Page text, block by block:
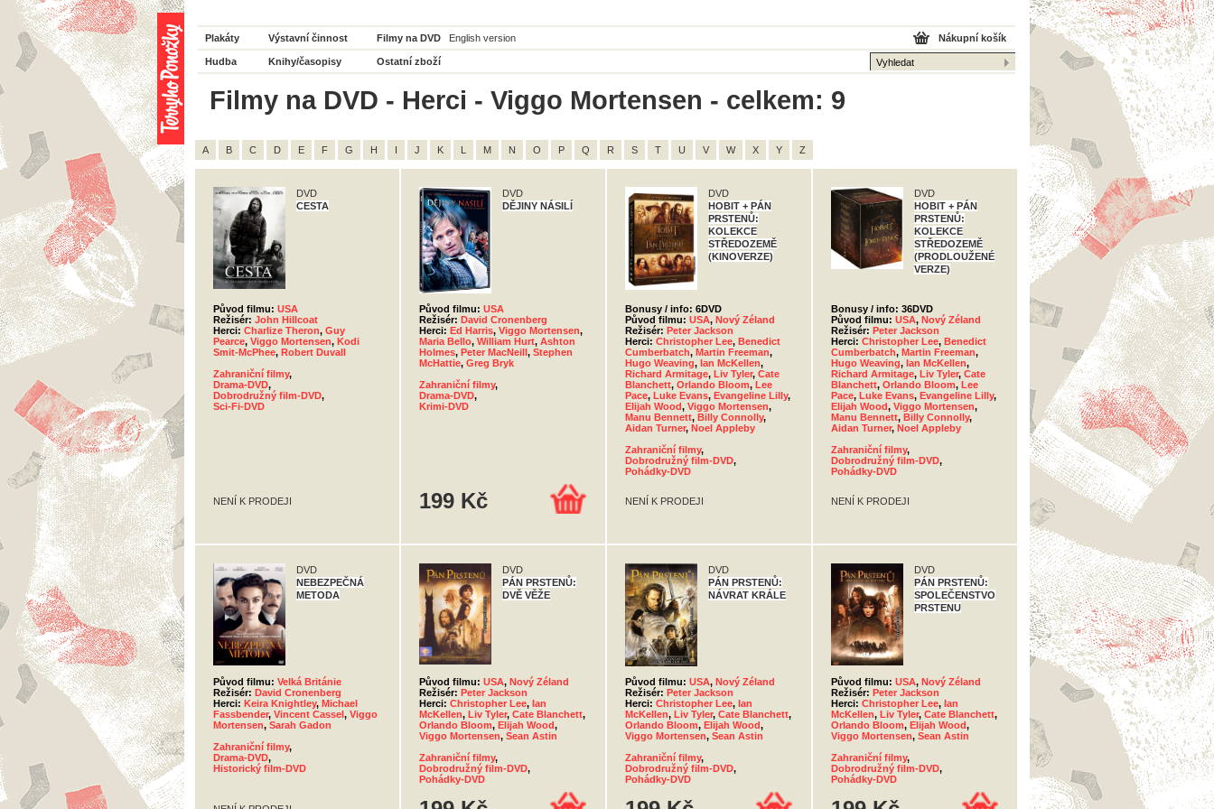
Plakáty Výstavní činnost Filmy na DVD English version
Hudba Knihy/časopisy Ostatní zboží
Nákupní košík
Filmy na DVD - Herci - Viggo Mortensen - celkem: 9
A B C D E F G H I J K L M N O P Q R S T U V W X Y Z
DVD
CESTA
Původ filmu: USA
Režisér: John Hillcoat
Herci: Charlize Theron, Guy
Pearce, Viggo Mortensen, Kodi
Smit-McPhee, Robert Duvall
Zahraniční filmy,
Drama-DVD,
Dobrodružný film-DVD,
Sci-Fi-DVD
NENÍ K PRODEJI
DVD
DĚJINY NÁSILÍ
Původ filmu: USA
Režisér: David Cronenberg
Herci: Ed Harris, Viggo Mortensen,
Maria Bello, William Hurt, Ashton
Holmes, Peter MacNeill, Stephen
McHattie, Greg Bryk
Zahraniční filmy,
Drama-DVD,
Krimi-DVD
199 Kč
DVD
HOBIT + PÁN
PRSTENŮ:
KOLEKCE
STŘEDOZEMĚ
(KINOVERZE)
Bonusy / info: 6DVD
Původ filmu: USA, Nový Zéland
Režisér: Peter Jackson
Herci: Christopher Lee, Benedict
Cumberbatch, Martin Freeman,
Hugo Weaving, Ian McKellen,
Richard Armitage, Liv Tyler, Cate
Blanchett, Orlando Bloom, Lee
Pace, Luke Evans, Evangeline Lilly,
Elijah Wood, Viggo Mortensen,
Manu Bennett, Billy Connolly,
Aidan Turner, Noel Appleby
Zahraniční filmy,
Dobrodružný film-DVD,
Pohádky-DVD
NENÍ K PRODEJI
DVD
HOBIT + PÁN
PRSTENŮ:
KOLEKCE
STŘEDOZEMĚ
(PRODLOUŽENÉ
VERZE)
Bonusy / info: 36DVD
Původ filmu: USA, Nový Zéland
Režisér: Peter Jackson
Herci: Christopher Lee, Benedict
Cumberbatch, Martin Freeman,
Hugo Weaving, Ian McKellen,
Richard Armitage, Liv Tyler, Cate
Blanchett, Orlando Bloom, Lee
Pace, Luke Evans, Evangeline Lilly,
Elijah Wood, Viggo Mortensen,
Manu Bennett, Billy Connolly,
Aidan Turner, Noel Appleby
Zahraniční filmy,
Dobrodružný film-DVD,
Pohádky-DVD
NENÍ K PRODEJI
DVD
NEBEZPEČNÁ
METODA
Původ filmu: Velká Británie
Režisér: David Cronenberg
Herci: Keira Knightley, Michael
Fassbender, Vincent Cassel, Viggo
Mortensen, Sarah Gadon
Zahraniční filmy,
Drama-DVD,
Historický film-DVD
DVD
PÁN PRSTENŮ:
DVĚ VĚŽE
Původ filmu: USA, Nový Zéland
Režisér: Peter Jackson
Herci: Christopher Lee, Ian
McKellen, Liv Tyler, Cate Blanchett,
Orlando Bloom, Elijah Wood,
Viggo Mortensen, Sean Astin
Zahraniční filmy,
Dobrodružný film-DVD,
Pohádky-DVD
DVD
PÁN PRSTENŮ:
NÁVRAT KRÁLE
Původ filmu: USA, Nový Zéland
Režisér: Peter Jackson
Herci: Christopher Lee, Ian
McKellen, Liv Tyler, Cate Blanchett,
Orlando Bloom, Elijah Wood,
Viggo Mortensen, Sean Astin
Zahraniční filmy,
Dobrodružný film-DVD,
Pohádky-DVD
DVD
PÁN PRSTENŮ:
SPOLEČENSTVO
PRSTENU
Původ filmu: USA, Nový Zéland
Režisér: Peter Jackson
Herci: Christopher Lee, Ian
McKellen, Liv Tyler, Cate Blanchett,
Orlando Bloom, Elijah Wood,
Viggo Mortensen, Sean Astin
Zahraniční filmy,
Dobrodružný film-DVD,
Pohádky-DVD